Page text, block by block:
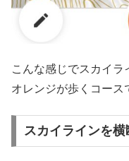
こんな感じでスカイラ
オレンジが歩くコース
スカイラインを横